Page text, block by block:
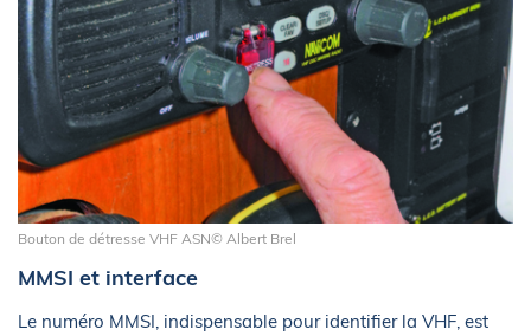
Bouton de détresse VHF ASN© Albert Brel
MMSI et interface
Le numéro MMSI, indispensable pour identifier la VHF, est